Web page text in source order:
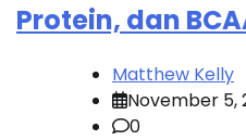
Protein, dan
Matthew Kelly
November 5,
0